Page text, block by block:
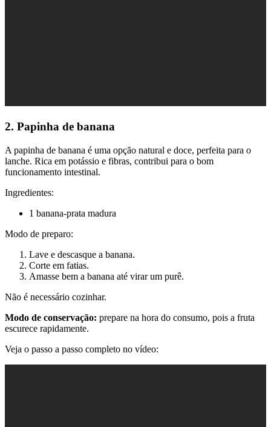
2. Papinha de banana
A papinha de banana é uma opção natural e doce, perfeita para o
lanche. Rica em potássio e fibras, contribui para o bom
funcionamento intestinal.
Ingredientes:
1 banana-prata madura
Modo de preparo:
Lave e descasque a banana.
Corte em fatias.
Amasse bem a banana até virar um purê.
Não é necessário cozinhar.
Modo de conservação: prepare na hora do consumo, pois a fruta
escurece rapidamente.
Veja o passo a passo completo no vídeo: